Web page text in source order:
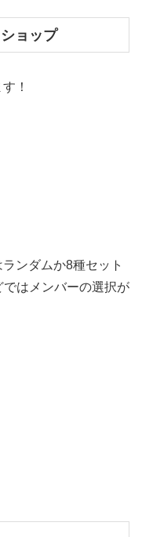
ョップ
！
ンダムか8種セット
はメンバーの選択が